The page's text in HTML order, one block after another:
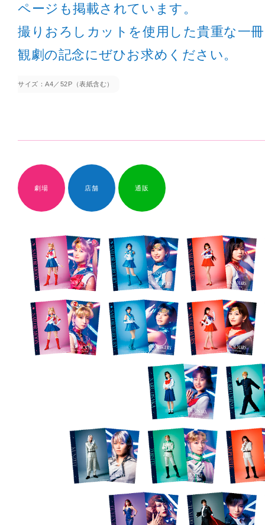
ページも掲載されています。
撮りおろしカットを使用した貴重な一
観劇の記念にぜひお求めください。
サイズ：A4／52P（表紙含む）